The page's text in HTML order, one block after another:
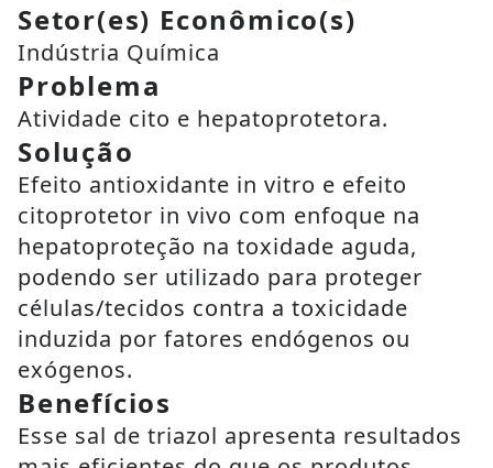
Setor(es) Econômico(s)
Indústria Química
Problema
Atividade cito e hepatoprotetora.
Solução
Efeito antioxidante in vitro e efeito
citoprotetor in vivo com enfoque na
hepatoproteção na toxidade aguda,
podendo ser utilizado para proteger
células/tecidos contra a toxicidade
induzida por fatores endógenos ou
exógenos.
Benefícios
Esse sal de triazol apresenta resultados